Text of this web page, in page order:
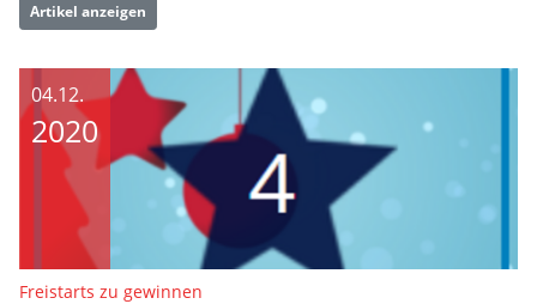
Artikel anzeigen
04.12.
2020
Freistarts zu gewinnen